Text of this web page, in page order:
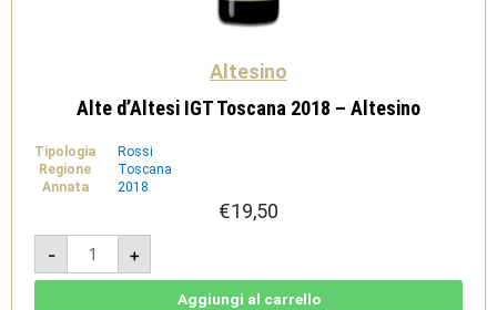
Altesino
Alte d’Altesi IGT Toscana 2018 – Altesino
Tipologia
Rossi
Regione
Toscana
Annata
2018
€19,50
-
Alte
d'Altesi
IGT
Toscana
+
Aggiungi al carrello